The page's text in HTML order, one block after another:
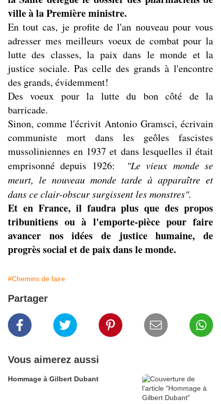
ville à la Première ministre.
En tout cas, je profite de l'an nouveau pour vous
adresser mes meilleurs voeux de combat pour la
lutte des classes, la paix dans le monde et la
justice sociale. Pas celle des grands à l'encontre
des grands, évidemment!
Des voeux pour la lutte du bon côté de la
barricade.
Sinon, comme l'écrivit Antonio Gramsci, écrivain
communiste mort dans les geôles fascistes
mussoliniennes en 1937 et dans lesquelles il était
emprisonné depuis 1926:
"Le vieux monde se
meurt, le nouveau monde tarde à apparaître et
dans ce clair-obscur surgissent les monstres".
Et en France, il faudra plus que des propos
tribunitiens ou à l'emporte-pièce pour faire
avancer nos idées de justice humaine, de
progrès social et de paix dans le monde.
#Chemins de faire
Partager
Vous aimerez aussi
Hommage à Gilbert Dubant